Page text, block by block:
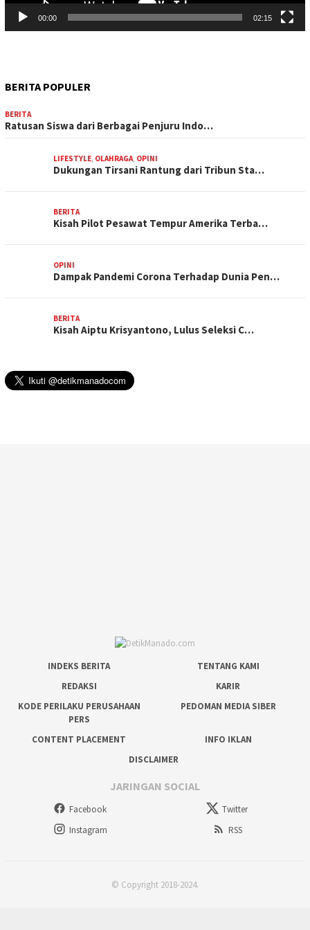
00:00 02:15
BERITA POPULER
BERITA
Ratusan Siswa dari Berbagai Penjuru Indo…
LIFESTYLE, OLAHRAGA, OPINI
Dukungan Tirsani Rantung dari Tribun Sta…
BERITA
Kisah Pilot Pesawat Tempur Amerika Terba…
OPINI
Dampak Pandemi Corona Terhadap Dunia Pen…
BERITA
Kisah Aiptu Krisyantono, Lulus Seleksi C…
INDEKS BERITA
TENTANG KAMI
REDAKSI
KARIR
KODE PERILAKU PERUSAHAAN
PERS
PEDOMAN MEDIA SIBER
CONTENT PLACEMENT
INFO IKLAN
DISCLAIMER
JARINGAN SOCIAL
Facebook
Twitter
Instagram
RSS
© Copyright 2018-2024.